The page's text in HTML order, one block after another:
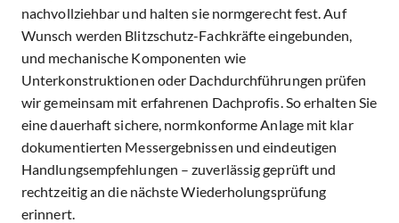
nachvollziehbar und halten sie normgerecht fest. Auf
Wunsch werden Blitzschutz-Fachkräfte eingebunden,
und mechanische Komponenten wie
Unterkonstruktionen oder Dachdurchführungen prüfen
wir gemeinsam mit erfahrenen Dachprofis. So erhalten Sie
eine dauerhaft sichere, normkonforme Anlage mit klar
dokumentierten Messergebnissen und eindeutigen
Handlungsempfehlungen – zuverlässig geprüft und
rechtzeitig an die nächste Wiederholungsprüfung
erinnert.